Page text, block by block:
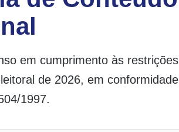
em cumprimento às restrições
de 2026, em conformidade
1997.